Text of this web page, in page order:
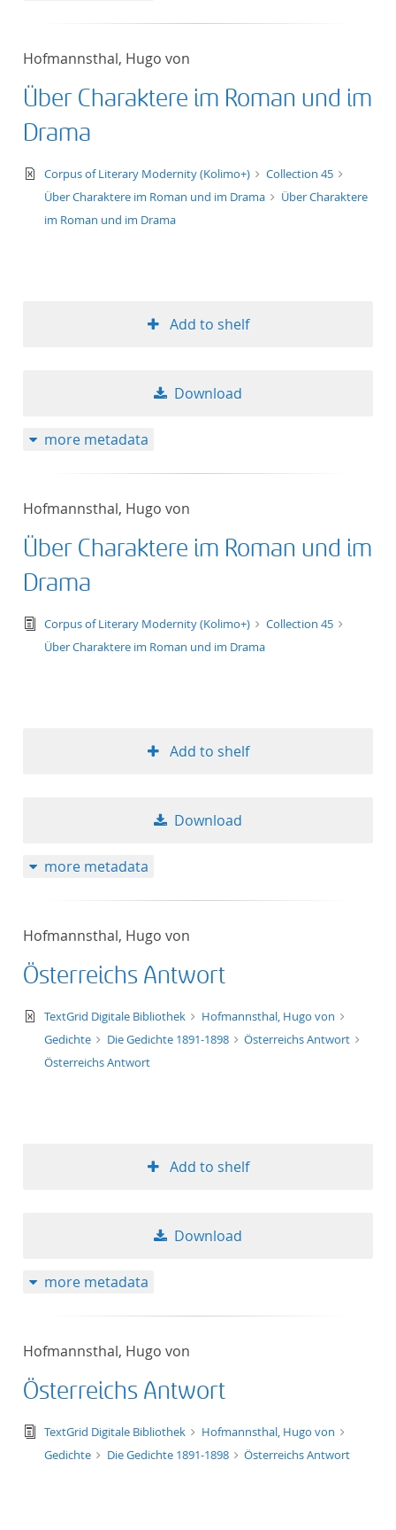
Hofmannsthal, Hugo von
Über Charaktere im Roman und im
Drama
text/xml
Corpus of Literary Modernity (Kolimo+)
Collection 45
Über Charaktere im Roman und im Drama
Über Charaktere
im Roman und im Drama
Add to shelf
Download
more metadata
Hofmannsthal, Hugo von
Über Charaktere im Roman und im
Drama
text/tg.edition+tg.aggregation+xml
Corpus of Literary Modernity (Kolimo+)
Collection 45
Über Charaktere im Roman und im Drama
Add to shelf
Download
more metadata
Hofmannsthal, Hugo von
Österreichs Antwort
text/xml
TextGrid Digitale Bibliothek
Hofmannsthal, Hugo von
Gedichte
Die Gedichte 1891-1898
Österreichs Antwort
Österreichs Antwort
Add to shelf
Download
more metadata
Hofmannsthal, Hugo von
Österreichs Antwort
text/tg.edition+tg.aggregation+xml
TextGrid Digitale Bibliothek
Hofmannsthal, Hugo von
Gedichte
Die Gedichte 1891-1898 Österreichs Antwort